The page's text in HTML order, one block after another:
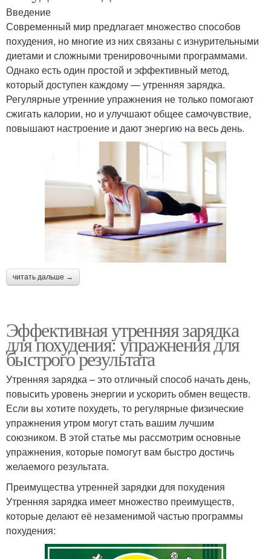
Введение
Современный мир предлагает множество способов
похудения, но многие из них связаны с изнурительными
диетами и сложными тренировочными программами.
Однако есть один простой и эффективный метод,
который доступен каждому — утренняя зарядка.
Регулярные утренние упражнения не только помогают
сжигать калории, но и улучшают общее самочувствие,
повышают настроение и дают энергию на весь день.
читать дальше →
Эффективная утренняя зарядка
для похудения: упражнения для
быстрого результата
Утренняя зарядка – это отличный способ начать день,
повысить уровень энергии и ускорить обмен веществ.
Если вы хотите похудеть, то регулярные физические
упражнения утром могут стать вашим лучшим
союзником. В этой статье мы рассмотрим основные
упражнения, которые помогут вам быстро достичь
желаемого результата.
Преимущества утренней зарядки для похудения
Утренняя зарядка имеет множество преимуществ,
которые делают её незаменимой частью программы
похудения: